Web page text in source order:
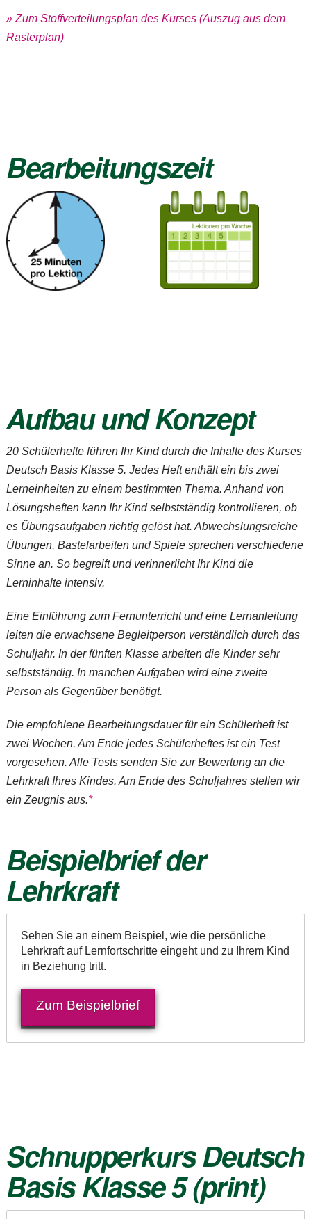
» Zum Stoffverteilungsplan des Kurses (Auszug aus dem
Rasterplan)
Bearbeitungszeit
Aufbau und Konzept
20 Schülerhefte führen Ihr Kind durch die Inhalte des Kurses
Deutsch Basis Klasse 5. Jedes Heft enthält ein bis zwei
Lerneinheiten zu einem bestimmten Thema. Anhand von
Lösungsheften kann Ihr Kind selbstständig kontrollieren, ob
es Übungsaufgaben richtig gelöst hat. Abwechslungsreiche
Übungen, Bastelarbeiten und Spiele sprechen verschiedene
Sinne an. So begreift und verinnerlicht Ihr Kind die
Lerninhalte intensiv.
Eine Einführung zum Fernunterricht und eine Lernanleitung
leiten die erwachsene Begleitperson verständlich durch das
Schuljahr. In der fünften Klasse arbeiten die Kinder sehr
selbstständig. In manchen Aufgaben wird eine zweite
Person als Gegenüber benötigt.
Die empfohlene Bearbeitungsdauer für ein Schülerheft ist
zwei Wochen. Am Ende jedes Schülerheftes ist ein Test
vorgesehen. Alle Tests senden Sie zur Bewertung an die
Lehrkraft Ihres Kindes. Am Ende des Schuljahres stellen wir
ein Zeugnis aus.*
Beispielbrief der
Lehrkraft
Sehen Sie an einem Beispiel, wie die persönliche
Lehrkraft auf Lernfortschritte eingeht und zu Ihrem Kind
in Beziehung tritt.
Zum Beispielbrief
SchnupperkursDeutsch
Basis Klasse 5(print)